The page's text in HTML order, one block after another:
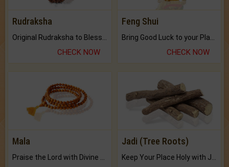
Rudraksha
CHECK NOW
Feng Shui
CHECK NOW
Mala
Praise the Lord with Divine Energies of Mala.
Jadi (Tree Roots)
Keep Your Place Holy with Jadi.